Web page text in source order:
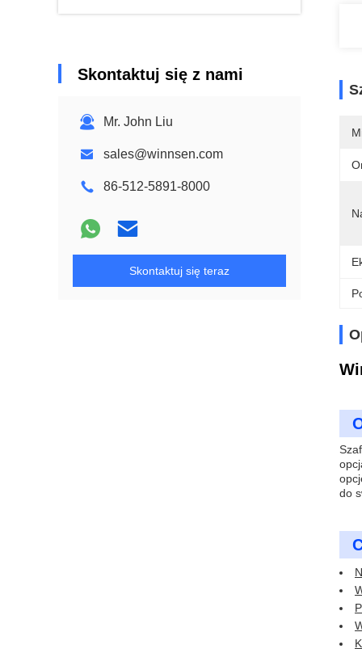
Skontaktuj się z nami
Mr. John Liu
sales@winnsen.com
86-512-5891-8000
Skontaktuj się teraz
do